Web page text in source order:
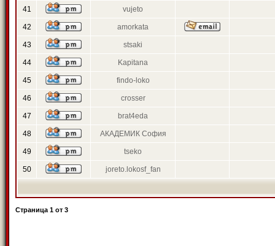
41 vujeto
42 amorkata
43 stsaki
44 Kapitana
45 findo-loko
46 crosser
47 brat4eda
48 АКАДЕМИК София
49 tseko
50 joreto.lokosf_fan
Страница 1 от 3